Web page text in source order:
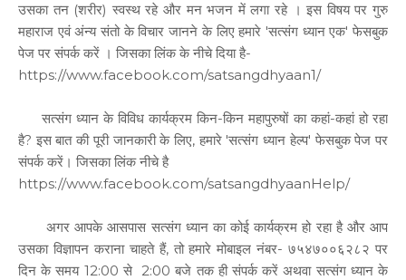
उसका तन (शरीर) स्वस्थ रहे और मन भजन में लगा रहे । इस विषय पर गुरु
महाराज एवं अंन्य संतो के विचार जानने के लिए हमारे 'सत्संग ध्यान एक' फेसबुक
पेज पर संपर्क करें । जिसका लिंक के नीचे दिया है-
https://www.facebook.com/satsangdhyaan1/
सत्संग ध्यान के विविध कार्यक्रम किन-किन महापुरुषों का कहां-कहां हो रहा
है? इस बात की पूरी जानकारी के लिए, हमारे 'सत्संग ध्यान हेल्प' फेसबुक पेज पर
संपर्क करें। जिसका लिंक नीचे है
https://www.facebook.com/satsangdhyaanHelp/
अगर आपके आसपास सत्संग ध्यान का कोई कार्यक्रम हो रहा है और आप
उसका विज्ञापन कराना चाहते हैं, तो हमारे मोबाइल नंबर- ७५४७००६२८२ पर
दिन के समय 12:00 से 2:00 बजे तक ही संपर्क करें अथवा सत्संग ध्यान के